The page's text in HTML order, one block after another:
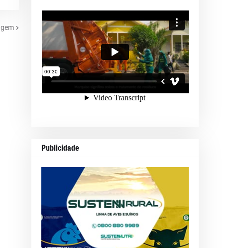
Publicidade